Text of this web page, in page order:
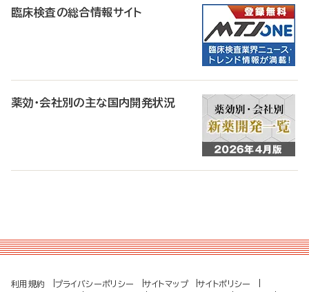
臨床検査の総合情報サイト
薬効・会社別の主な国内開発状況
利用規約 プライバシーポリシー サイトマップ サイトポリシー